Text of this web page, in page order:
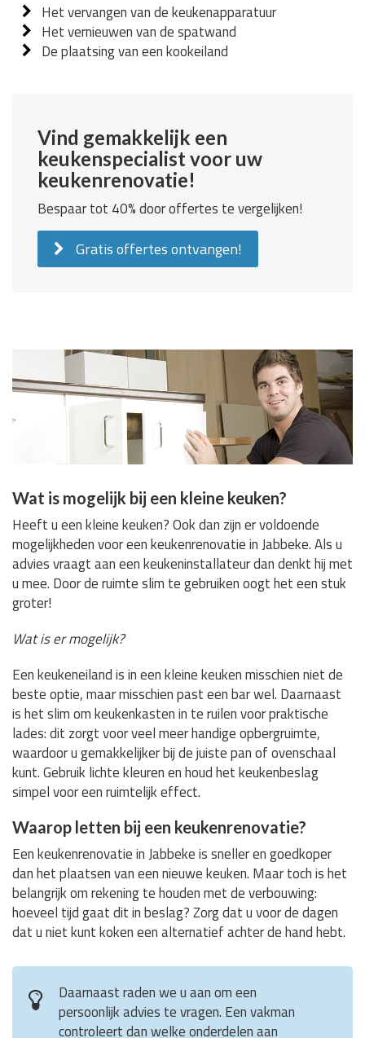
Het vervangen van de keukenapparatuur
Het vernieuwen van de spatwand
De plaatsing van een kookeiland
Vind gemakkelijk een
keukenspecialist voor uw
keukenrenovatie!
Bespaar tot 40% door offertes te vergelijken!
Gratis offertes ontvangen!
Wat is mogelijk bij een kleine keuken?
Heeft u een kleine keuken? Ook dan zijn er voldoende
mogelijkheden voor een keukenrenovatie in Jabbeke. Als u
advies vraagt aan een keukeninstallateur dan denkt hij met
u mee. Door de ruimte slim te gebruiken oogt het een stuk
groter!
Wat is er mogelijk?
Een keukeneiland is in een kleine keuken misschien niet de
beste optie, maar misschien past een bar wel. Daarnaast
is het slim om keukenkasten in te ruilen voor praktische
lades: dit zorgt voor veel meer handige opbergruimte,
waardoor u gemakkelijker bij de juiste pan of ovenschaal
kunt. Gebruik lichte kleuren en houd het keukenbeslag
simpel voor een ruimtelijk effect.
Waarop letten bij een keukenrenovatie?
Een keukenrenovatie in Jabbeke is sneller en goedkoper
dan het plaatsen van een nieuwe keuken. Maar toch is het
belangrijk om rekening te houden met de verbouwing:
hoeveel tijd gaat dit in beslag? Zorg dat u voor de dagen
dat u niet kunt koken een alternatief achter de hand hebt.
Daarnaast raden we u aan om een
persoonlijk advies te vragen. Een vakman
controleert dan welke onderdelen aan